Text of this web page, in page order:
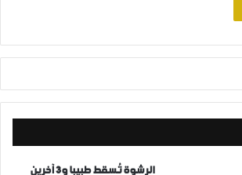
الرشوة تُسقط طبيبا و3 آخرين